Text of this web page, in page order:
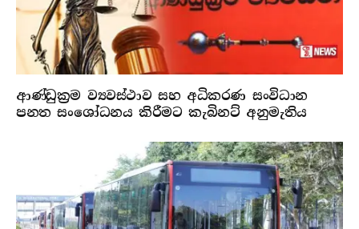
ආණ්ඩුක්‍රම ව්‍යවස්ථාව සහ අධිකරණ සංවිධාන
පනත සංශෝධනය කිරීමට කැබිනට් අනුමැතිය